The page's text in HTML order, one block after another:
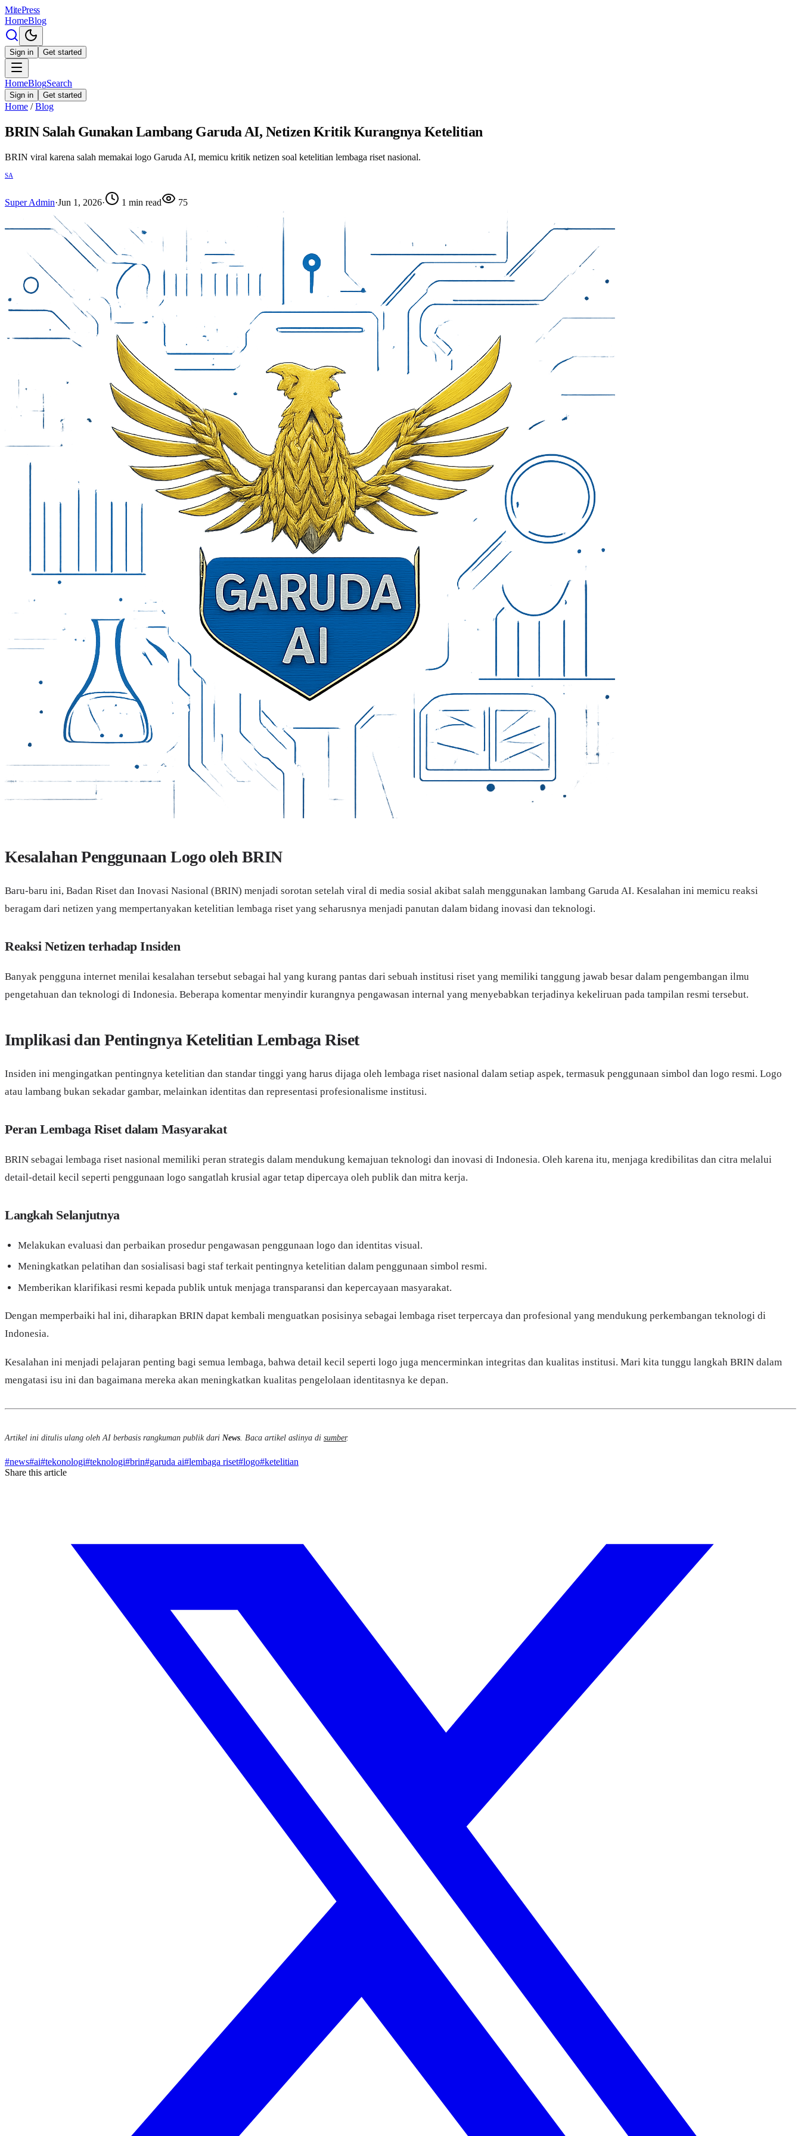
MitePress
HomeBlog
Sign in Get started
HomeBlogSearch
Sign in Get started
Home / Blog
BRIN Salah Gunakan Lambang Garuda AI, Netizen Kritik Kurangnya Ketelitian
BRIN viral karena salah memakai logo Garuda AI, memicu kritik netizen soal ketelitian lembaga riset nasional.
SA
Super Admin·Jun 1, 2026· 1 min read 75
Kesalahan Penggunaan Logo oleh BRIN
Baru-baru ini, Badan Riset dan Inovasi Nasional (BRIN) menjadi sorotan setelah viral di media sosial akibat salah menggunakan lambang Garuda AI. Kesalahan ini memicu reaksi
beragam dari netizen yang mempertanyakan ketelitian lembaga riset yang seharusnya menjadi panutan dalam bidang inovasi dan teknologi.
Reaksi Netizen terhadap Insiden
Banyak pengguna internet menilai kesalahan tersebut sebagai hal yang kurang pantas dari sebuah institusi riset yang memiliki tanggung jawab besar dalam pengembangan ilmu
pengetahuan dan teknologi di Indonesia. Beberapa komentar menyindir kurangnya pengawasan internal yang menyebabkan terjadinya kekeliruan pada tampilan resmi tersebut.
Implikasi dan Pentingnya Ketelitian Lembaga Riset
Insiden ini mengingatkan pentingnya ketelitian dan standar tinggi yang harus dijaga oleh lembaga riset nasional dalam setiap aspek, termasuk penggunaan simbol dan logo resmi. Logo
atau lambang bukan sekadar gambar, melainkan identitas dan representasi profesionalisme institusi.
Peran Lembaga Riset dalam Masyarakat
BRIN sebagai lembaga riset nasional memiliki peran strategis dalam mendukung kemajuan teknologi dan inovasi di Indonesia. Oleh karena itu, menjaga kredibilitas dan citra melalui
detail-detail kecil seperti penggunaan logo sangatlah krusial agar tetap dipercaya oleh publik dan mitra kerja.
Langkah Selanjutnya
Melakukan evaluasi dan perbaikan prosedur pengawasan penggunaan logo dan identitas visual.
Meningkatkan pelatihan dan sosialisasi bagi staf terkait pentingnya ketelitian dalam penggunaan simbol resmi.
Memberikan klarifikasi resmi kepada publik untuk menjaga transparansi dan kepercayaan masyarakat.
Dengan memperbaiki hal ini, diharapkan BRIN dapat kembali menguatkan posisinya sebagai lembaga riset terpercaya dan profesional yang mendukung perkembangan teknologi di
Indonesia.
Kesalahan ini menjadi pelajaran penting bagi semua lembaga, bahwa detail kecil seperti logo juga mencerminkan integritas dan kualitas institusi. Mari kita tunggu langkah BRIN dalam
mengatasi isu ini dan bagaimana mereka akan meningkatkan kualitas pengelolaan identitasnya ke depan.
Artikel ini ditulis ulang oleh AI berbasis rangkuman publik dari News . Baca artikel aslinya di sumber.
#news#ai#tekonologi#teknologi#brin#garuda ai#lembaga riset#logo#ketelitian
Share this article